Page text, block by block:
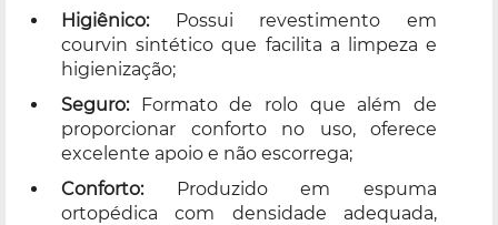
Higiênico:Possui revestimento em
courvin sintético que facilita a limpeza e
higienização;
Seguro:Formato de rolo que além de
proporcionar conforto no uso, oferece
excelente apoio e não escorrega;
Conforto:Produzido em espuma
ortopédica com densidade adequada,